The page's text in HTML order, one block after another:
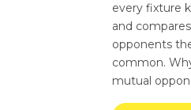
every fixture
and
opponents
common.
mutual